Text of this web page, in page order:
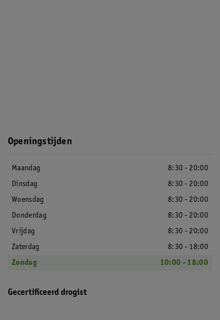
Openingstijden
Maandag
8:30 - 20:00
Dinsdag
8:30 - 20:00
Woensdag
8:30 - 20:00
Donderdag
8:30 - 20:00
Vrijdag
8:30 - 20:00
Zaterdag
8:30 - 18:00
Zondag
10:00 - 18:00
Gecertificeerd drogist